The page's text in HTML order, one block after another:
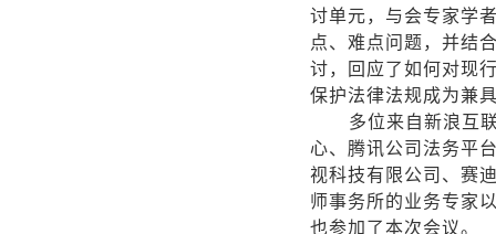
讨单元，与会专家学
点、难点问题，并结
讨，回应了如何对现
保护法律法规成为兼
多位来自新浪互
心、腾讯公司法务平
视科技有限公司、赛
师事务所的业务专家
也参加了本次会议。